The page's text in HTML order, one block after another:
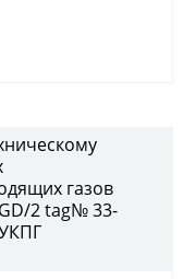
газов
2 tag№ 33-